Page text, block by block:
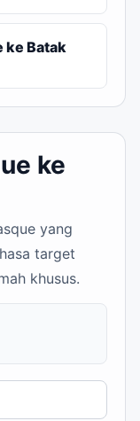
ke Batak
ke
yang
target
khusus.